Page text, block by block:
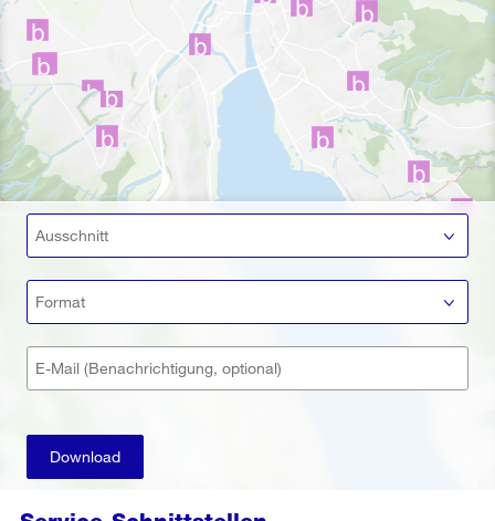
Ausschnitt
Format
E-Mail (Benachrichtigung, optional)
Download